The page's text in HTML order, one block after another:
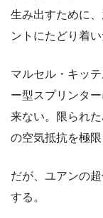
生み出すために
ントにたどり着い
マルセル・キッ
ー型スプリンタ
来ない。限られ
の空気抵抗を極
だが、ユアンの
する。